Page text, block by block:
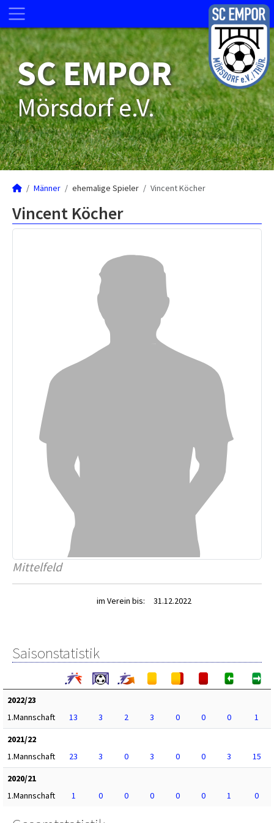
SC EMPOR
Mörsdorf e.V.
Männer ehemalige Spieler Vincent Köcher
Vincent Köcher
Mittelfeld
im Verein bis: 31.12.2022
Saisonstatistik
2022/23
1.Mannschaft
13 3 2 3 0 0 0
1
2021/22
1.Mannschaft
23 3 0 3 0 0 3
15
2020/21
1.Mannschaft
1 0 0 0 0 0 1 0